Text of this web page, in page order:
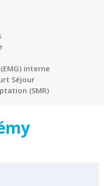
interne
Séjour
(SMR)